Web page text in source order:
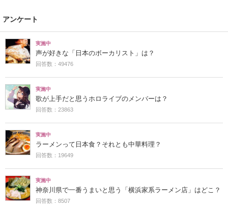
アンケート
実施中
声が好きな「日本のボーカリスト」は？
回答数：49476
実施中
歌が上手だと思うホロライブのメンバーは？
回答数：23863
実施中
ラーメンって日本食？それとも中華料理？
回答数：19649
実施中
神奈川県で一番うまいと思う「横浜家系ラーメン店」はどこ？
回答数：8507